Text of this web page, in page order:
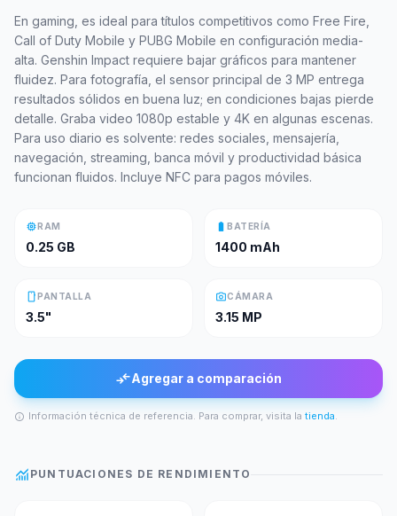
En gaming, es ideal para títulos competitivos como Free Fire,
Call of Duty Mobile y PUBG Mobile en configuración media-
alta. Genshin Impact requiere bajar gráficos para mantener
fluidez. Para fotografía, el sensor principal de 3 MP entrega
resultados sólidos en buena luz; en condiciones bajas pierde
detalle. Graba video 1080p estable y 4K en algunas escenas.
Para uso diario es solvente: redes sociales, mensajería,
navegación, streaming, banca móvil y productividad básica
funcionan fluidos. Incluye NFC para pagos móviles.
memoryRAM
0.25 GB
battery_full BATERÍA
1400 mAh
smartphonePANTALLA
3.5"
photo_cameraCÁMARA
3.15 MP
compare_arrowsAgregar a comparación
info Información técnica de referencia. Para comprar, visita la tienda.
monitoring PUNTUACIONES DE RENDIMIENTO